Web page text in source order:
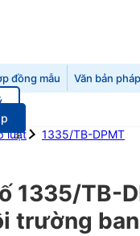
đồng mẫu Văn bản
luật 1335/TB-DPMT
1335/TB-
trường